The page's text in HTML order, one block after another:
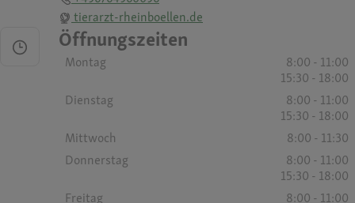
tierarzt-rheinboellen.de
Öffnungszeiten
Montag
8:00 - 11:00
15:30 - 18:00
Dienstag
8:00 - 11:00
15:30 - 18:00
Mittwoch
8:00 - 11:30
Donnerstag
8:00 - 11:00
15:30 - 18:00
Freitag
8:00 - 11:00